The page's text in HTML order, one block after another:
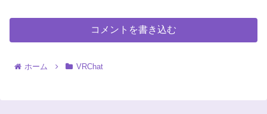
コメントを書き込む
ホーム VRChat